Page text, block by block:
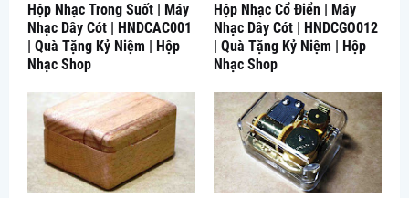
Hộp Nhạc Trong Suốt | Máy
Nhạc Dây Cót | HNDCAC001
| Quà Tặng Kỷ Niệm | Hộp
Nhạc Shop
Hộp Nhạc Cổ Điển | Máy
Nhạc Dây Cót | HNDCGO012
| Quà Tặng Kỷ Niệm | Hộp
Nhạc Shop